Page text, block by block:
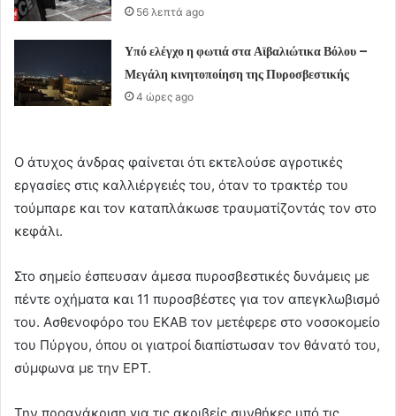
56 λεπτά ago
Υπό ελέγχο η φωτιά στα Αϊβαλιώτικα Βόλου –
Μεγάλη κινητοποίηση της Πυροσβεστικής
4 ώρες ago
Ο άτυχος άνδρας φαίνεται ότι εκτελούσε αγροτικές
εργασίες στις καλλιέργειές του, όταν το τρακτέρ του
τούμπαρε και τον καταπλάκωσε τραυματίζοντάς τον στο
κεφάλι.
Στο σημείο έσπευσαν άμεσα πυροσβεστικές δυνάμεις με
πέντε οχήματα και 11 πυροσβέστες για τον απεγκλωβισμό
του. Ασθενοφόρο του ΕΚΑΒ τον μετέφερε στο νοσοκομείο
του Πύργου, όπου οι γιατροί διαπίστωσαν τον θάνατό του,
σύμφωνα με την ΕΡΤ.